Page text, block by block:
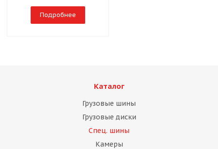
Подробнее
Каталог
Грузовые шины
Грузовые диски
Спец. шины
Камеры